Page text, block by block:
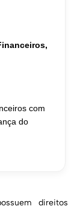
com
do
direitos